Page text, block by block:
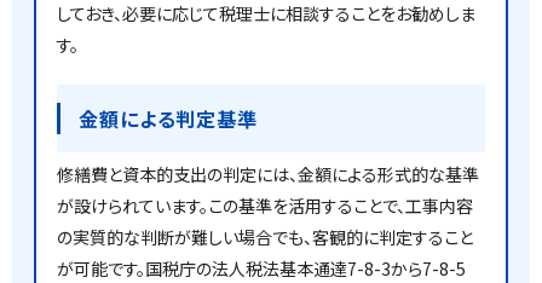
しておき、必要に応じて税理士に相談することをお勧めしま
す。
金額による判定基準
修繕費と資本的支出の判定には、金額による形式的な基準
が設けられています。この基準を活用することで、工事内容
の実質的な判断が難しい場合でも、客観的に判定すること
が可能です。国税庁の法人税法基本通達7-8-3から7-8-5